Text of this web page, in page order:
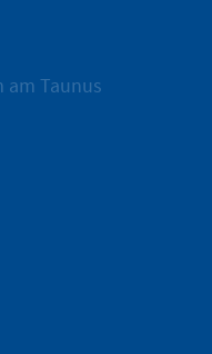
am Taunus